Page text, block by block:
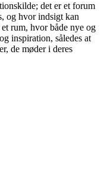
det er et forum
og hvor indsigt kan
rum, hvor både nye og
inspiration, således at
de møder i deres